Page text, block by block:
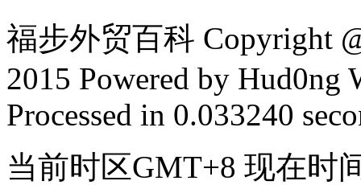
福步外贸百科 Copyright
2015 Powered by Hud0ng
Processed in 0.033240
当前时区GMT+8 现在时